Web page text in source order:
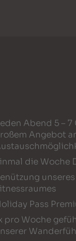
Abend 5 – 7
Angebot
die Woche
Pass
pro Woche